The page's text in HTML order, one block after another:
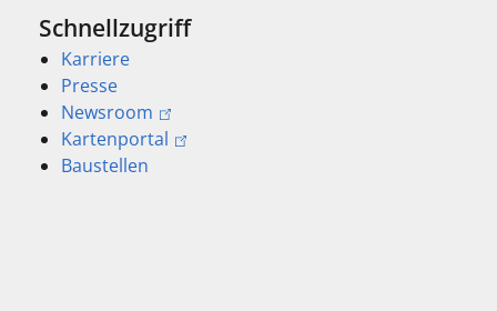
Schnellzugriff
Karriere
Presse
Newsroom
Kartenportal
Baustellen